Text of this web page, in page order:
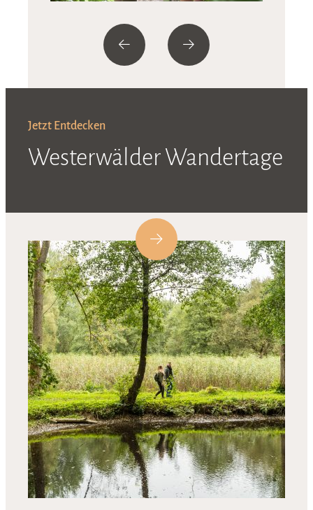
Jetzt Entdecken
Westerwälder Wandertage